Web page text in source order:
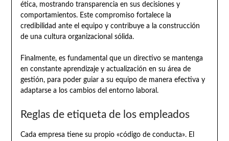
ética, mostrando transparencia en sus decisiones y
comportamientos. Este compromiso fortalece la
credibilidad ante el equipo y contribuye a la construcción
de una cultura organizacional sólida.
Finalmente, es fundamental que un directivo se mantenga
en constante aprendizaje y actualización en su área de
gestión, para poder guiar a su equipo de manera efectiva y
adaptarse a los cambios del entorno laboral.
Reglas de etiqueta de los empleados
Cada empresa tiene su propio «código de conducta». El